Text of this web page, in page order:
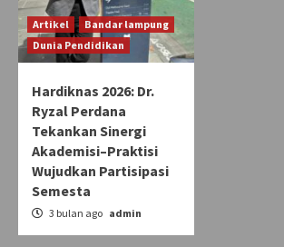
Artikel
Bandar lampung
Dunia Pendidikan
Hardiknas 2026: Dr.
Ryzal Perdana
Tekankan Sinergi
Akademisi–Praktisi
Wujudkan Partisipasi
Semesta
3 bulan ago admin